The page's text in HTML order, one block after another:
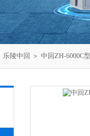
乐陵中回 ＞ 中回ZH-6000C